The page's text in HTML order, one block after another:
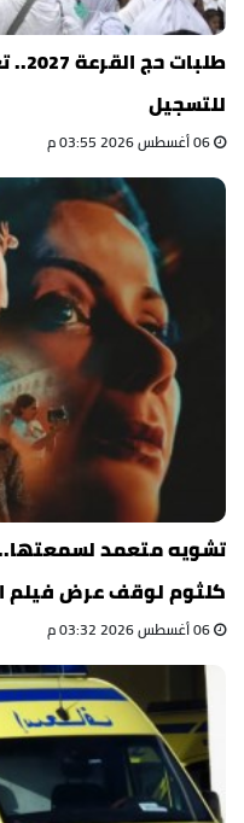
للتسجيل
تشويه متعمد
كلثوم لوقف عرض فيلم